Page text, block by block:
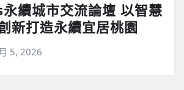
續城市交流論壇 以智慧
新打造永續宜居桃園
5, 2026